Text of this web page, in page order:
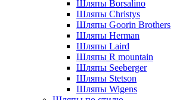
Шляпы Borsalino
Шляпы Christys
Шляпы Goorin Brothers
Шляпы Herman
Шляпы Laird
Шляпы R mountain
Шляпы Seeberger
Шляпы Stetson
Шляпы Wigens